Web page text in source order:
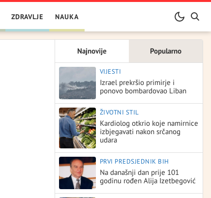
ZDRAVLJE NAUKA
Najnovije Popularno
VIJESTI
Izrael prekršio primirje i
ponovo bombardovao Liban
ŽIVOTNI STIL
Kardiolog otkrio koje namirnice
izbjegavati nakon srčanog
udara
PRVI PREDSJEDNIK BIH
Na današnji dan prije 101
godinu rođen Alija Izetbegović